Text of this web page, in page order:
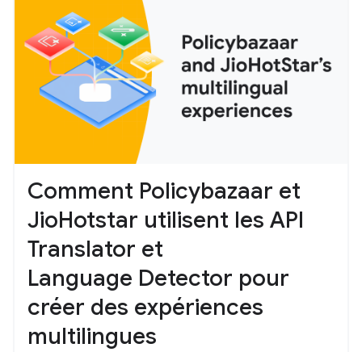
Comment Policybazaar et
JioHotstar utilisent les API
Translator et
Language Detector pour
créer des expériences
multilingues